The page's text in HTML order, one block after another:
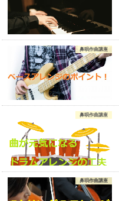
鼻唄作曲講座
鼻唄作曲講座
鼻唄作曲講座